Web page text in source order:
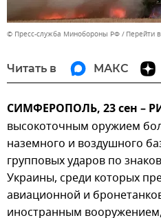
© Пресс-служба Минобороны РФ Перейти
Читать в МАКС
СИМФЕРОПОЛЬ, 23 сен –
высокоточным оружием
наземного и воздушного
групповых ударов по
Украины, среди которых
авиационной и
иностранным